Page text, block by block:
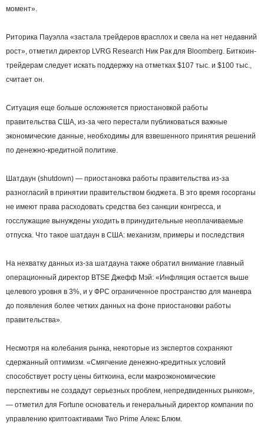
момент».
Риторика Пауэлла «застала трейдеров врасплох и свела на нет недавний
рост», отметил директор LVRG Research Ник Рак для Bloomberg. Биткоин-
трейдерам следует искать поддержку на отметках $107 тыс. и $100 тыс.,
считает он.
Ситуация еще больше осложняется приостановкой работы
правительства США, из-за чего перестали публиковаться важные
экономические данные, необходимы для взвешенного принятия решений
по денежно-кредитной политике.
Шатдаун (shutdown) — приостановка работы правительства из-за
разногласий в принятии правительством бюджета. В это время госорганы
не имеют права расходовать средства без санкции конгресса, и
госслужащие вынуждены уходить в принудительные неоплачиваемые
отпуска. Что такое шатдаун в США: механизм, примеры и последствия
На нехватку данных из-за шатдауна также обратил внимание главный
операционный директор BTSE Джефф Мэй: «Инфляция остается выше
целевого уровня в 3%, и у ФРС ограниченное пространство для маневра
до появления более четких данных на фоне приостановки работы
правительства».
Несмотря на колебания рынка, некоторые из экспертов сохраняют
сдержанный оптимизм. «Смягчение денежно-кредитных условий
способствует росту цены биткоина, если макроэкономические
перспективы не создадут серьезных проблем, непредвиденных рынком»,
— отметил для Fortune основатель и генеральный директор компании по
управлению криптоактивами Two Prime Алекс Блюм.